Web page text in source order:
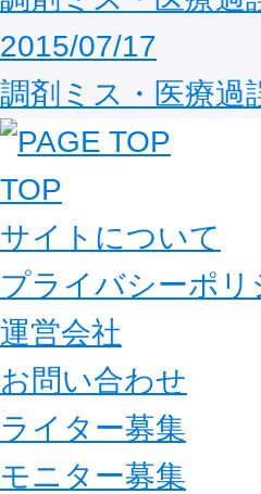
2015/07/17
調剤ミス・医療過
TOP
サイトについて
プライバシーポリ
運営会社
お問い合わせ
ライター募集
モニター募集